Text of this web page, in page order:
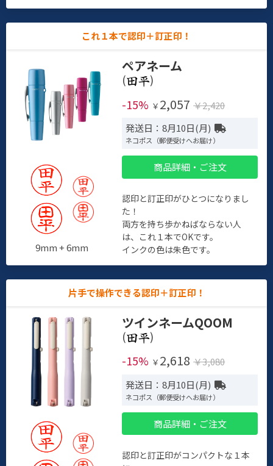
これ１本で認印＋訂正印！
9mm + 6mm
ペアネーム
(
)
-15% ￥ 2,057 ￥2,420
発送日：8月10日(月)
ネコポス（郵便受けへお届け）
商品詳細・ご注文
認印と訂正印がひとつになりまし
た！
両方を持ち歩かねばならない人
は、これ１本でOKです。
インクの色は朱色です。
片手で操作できる認印＋訂正印！
ツインネームQOOM
(
)
-15% ￥ 2,618 ￥3,080
発送日：8月10日(月)
ネコポス（郵便受けへお届け）
商品詳細・ご注文
認印と訂正印がコンパクトな１本